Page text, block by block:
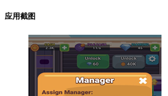
应用截图